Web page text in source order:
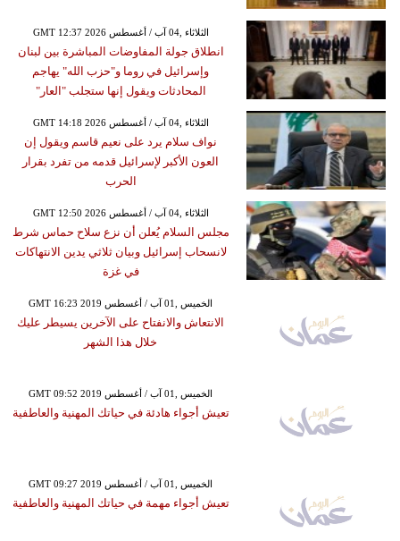
GMT 12:37 2026 الثلاثاء ,04 آب / أغسطس
انطلاق جولة المفاوضات المباشرة بين لبنان
وإسرائيل في روما و"حزب الله" يهاجم
المحادثات ويقول إنها ستجلب "العار"
GMT 14:18 2026 الثلاثاء ,04 آب / أغسطس
نواف سلام يرد على نعيم قاسم ويقول إن
العون الأكبر لإسرائيل قدمه من تفرد بقرار
الحرب
GMT 12:50 2026 الثلاثاء ,04 آب / أغسطس
مجلس السلام يُعلن أن نزع سلاح حماس شرط
لانسحاب إسرائيل وبيان ثلاثي يدين الانتهاكات
في غزة
GMT 16:23 2019 الخميس ,01 آب / أغسطس
الانتعاش والانفتاح على الآخرين يسيطر عليك
خلال هذا الشهر
GMT 09:52 2019 الخميس ,01 آب / أغسطس
تعيش أجواء هادئة في حياتك المهنية والعاطفية
GMT 09:27 2019 الخميس ,01 آب / أغسطس
تعيش أجواء مهمة في حياتك المهنية والعاطفية